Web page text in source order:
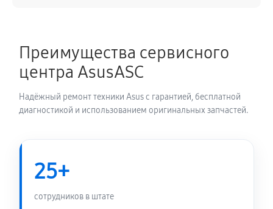
Замена электронных компонентов
1710 руб
Преимущества сервисного
центра AsusASC
Надёжный ремонт техники Asus с гарантией, бесплатной
диагностикой и использованием оригинальных запчастей.
25+
сотрудников в штате